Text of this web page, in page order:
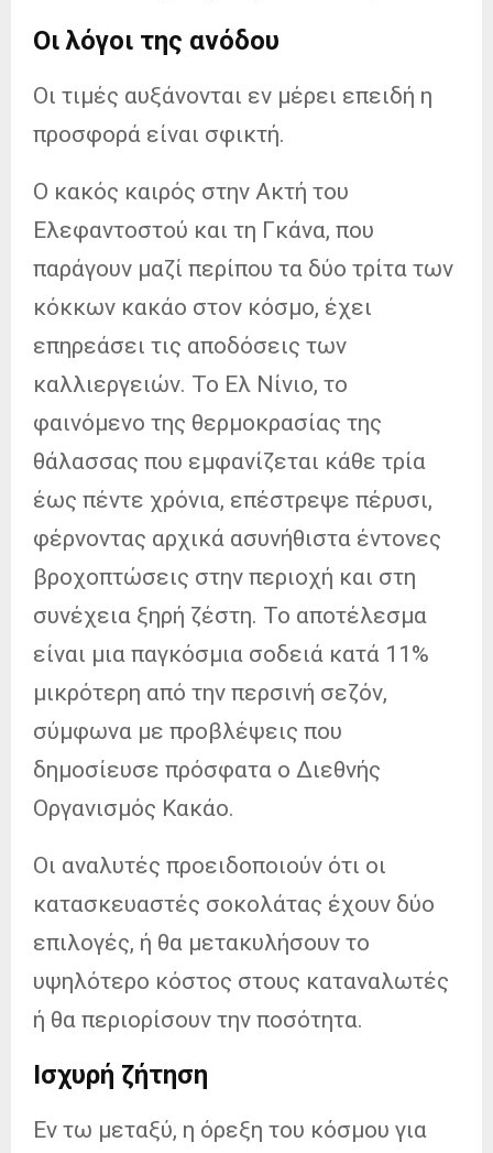
Οι λόγοι της ανόδου
Οι τιμές αυξάνονται εν μέρει επειδή η
προσφορά είναι σφικτή.
Ο κακός καιρός στην Ακτή του
Ελεφαντοστού και τη Γκάνα, που
παράγουν μαζί περίπου τα δύο τρίτα των
κόκκων κακάο στον κόσμο, έχει
επηρεάσει τις αποδόσεις των
καλλιεργειών. Το Ελ Νίνιο, το
φαινόμενο της θερμοκρασίας της
θάλασσας που εμφανίζεται κάθε τρία
έως πέντε χρόνια, επέστρεψε πέρυσι,
φέρνοντας αρχικά ασυνήθιστα έντονες
βροχοπτώσεις στην περιοχή και στη
συνέχεια ξηρή ζέστη. Το αποτέλεσμα
είναι μια παγκόσμια σοδειά κατά 11%
μικρότερη από την περσινή σεζόν,
σύμφωνα με προβλέψεις που
δημοσίευσε πρόσφατα ο Διεθνής
Οργανισμός Κακάο.
Οι αναλυτές προειδοποιούν ότι οι
κατασκευαστές σοκολάτας έχουν δύο
επιλογές, ή θα μετακυλήσουν το
υψηλότερο κόστος στους καταναλωτές
ή θα περιορίσουν την ποσότητα.
Ισχυρή ζήτηση
Εν τω μεταξύ, η όρεξη του κόσμου για